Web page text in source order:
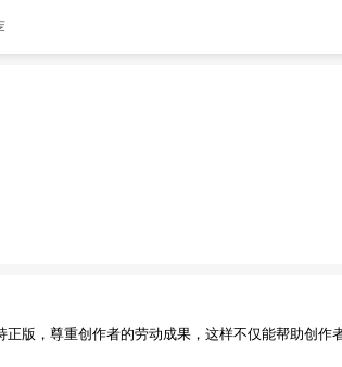
版，尊重创作者的劳动成果，这样不仅能帮助创作